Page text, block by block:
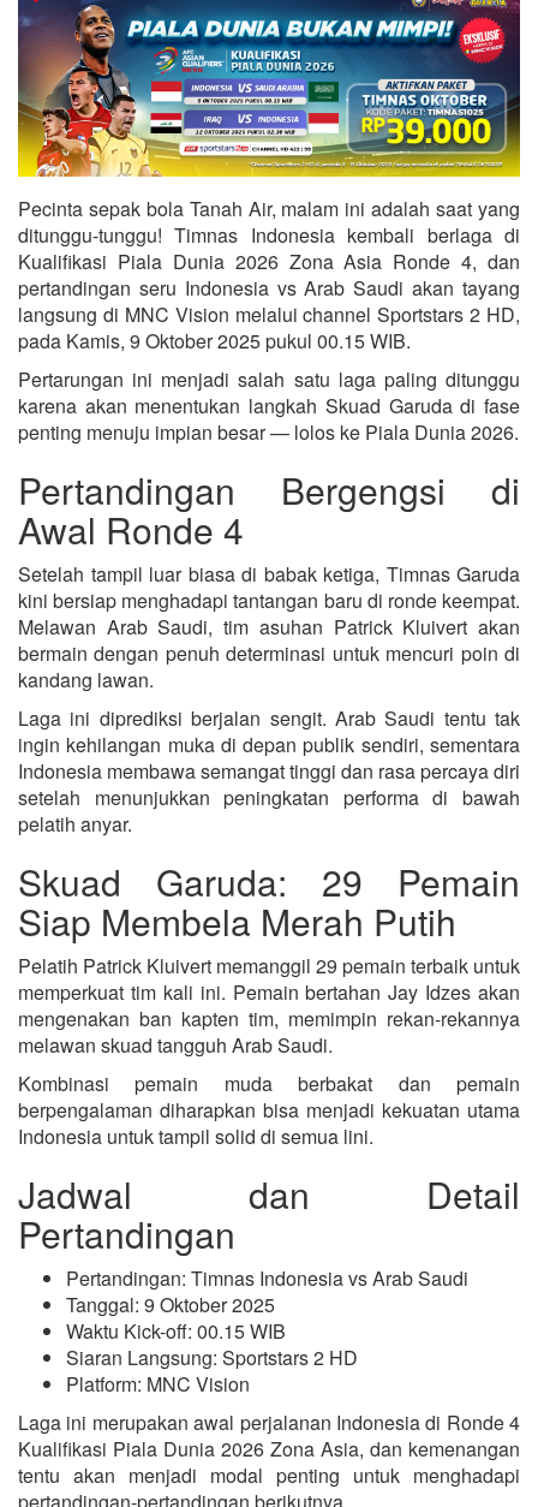
Pecinta sepak bola Tanah Air, malam ini adalah saat yang
ditunggu-tunggu! Timnas Indonesia kembali berlaga di
Kualifikasi Piala Dunia 2026 Zona Asia Ronde 4, dan
pertandingan seru Indonesia vs Arab Saudi akan tayang
langsung di MNC Vision melalui channel Sportstars 2 HD,
pada Kamis, 9 Oktober 2025 pukul 00.15 WIB.
Pertarungan ini menjadi salah satu laga paling ditunggu
karena akan menentukan langkah Skuad Garuda di fase
penting menuju impian besar — lolos ke Piala Dunia 2026.
Pertandingan Bergengsi di
Awal Ronde 4
Setelah tampil luar biasa di babak ketiga, Timnas Garuda
kini bersiap menghadapi tantangan baru di ronde keempat.
Melawan Arab Saudi, tim asuhan Patrick Kluivert akan
bermain dengan penuh determinasi untuk mencuri poin di
kandang lawan.
Laga ini diprediksi berjalan sengit. Arab Saudi tentu tak
ingin kehilangan muka di depan publik sendiri, sementara
Indonesia membawa semangat tinggi dan rasa percaya diri
setelah menunjukkan peningkatan performa di bawah
pelatih anyar.
Skuad Garuda: 29 Pemain
Siap Membela Merah Putih
Pelatih Patrick Kluivert memanggil 29 pemain terbaik untuk
memperkuat tim kali ini. Pemain bertahan Jay Idzes akan
mengenakan ban kapten tim, memimpin rekan-rekannya
melawan skuad tangguh Arab Saudi.
Kombinasi pemain muda berbakat dan pemain
berpengalaman diharapkan bisa menjadi kekuatan utama
Indonesia untuk tampil solid di semua lini.
Jadwal dan Detail
Pertandingan
Pertandingan: Timnas Indonesia vs Arab Saudi
Tanggal: 9 Oktober 2025
Waktu Kick-off: 00.15 WIB
Siaran Langsung: Sportstars 2 HD
Platform: MNC Vision
Laga ini merupakan awal perjalanan Indonesia di Ronde 4
Kualifikasi Piala Dunia 2026 Zona Asia, dan kemenangan
tentu akan menjadi modal penting untuk menghadapi